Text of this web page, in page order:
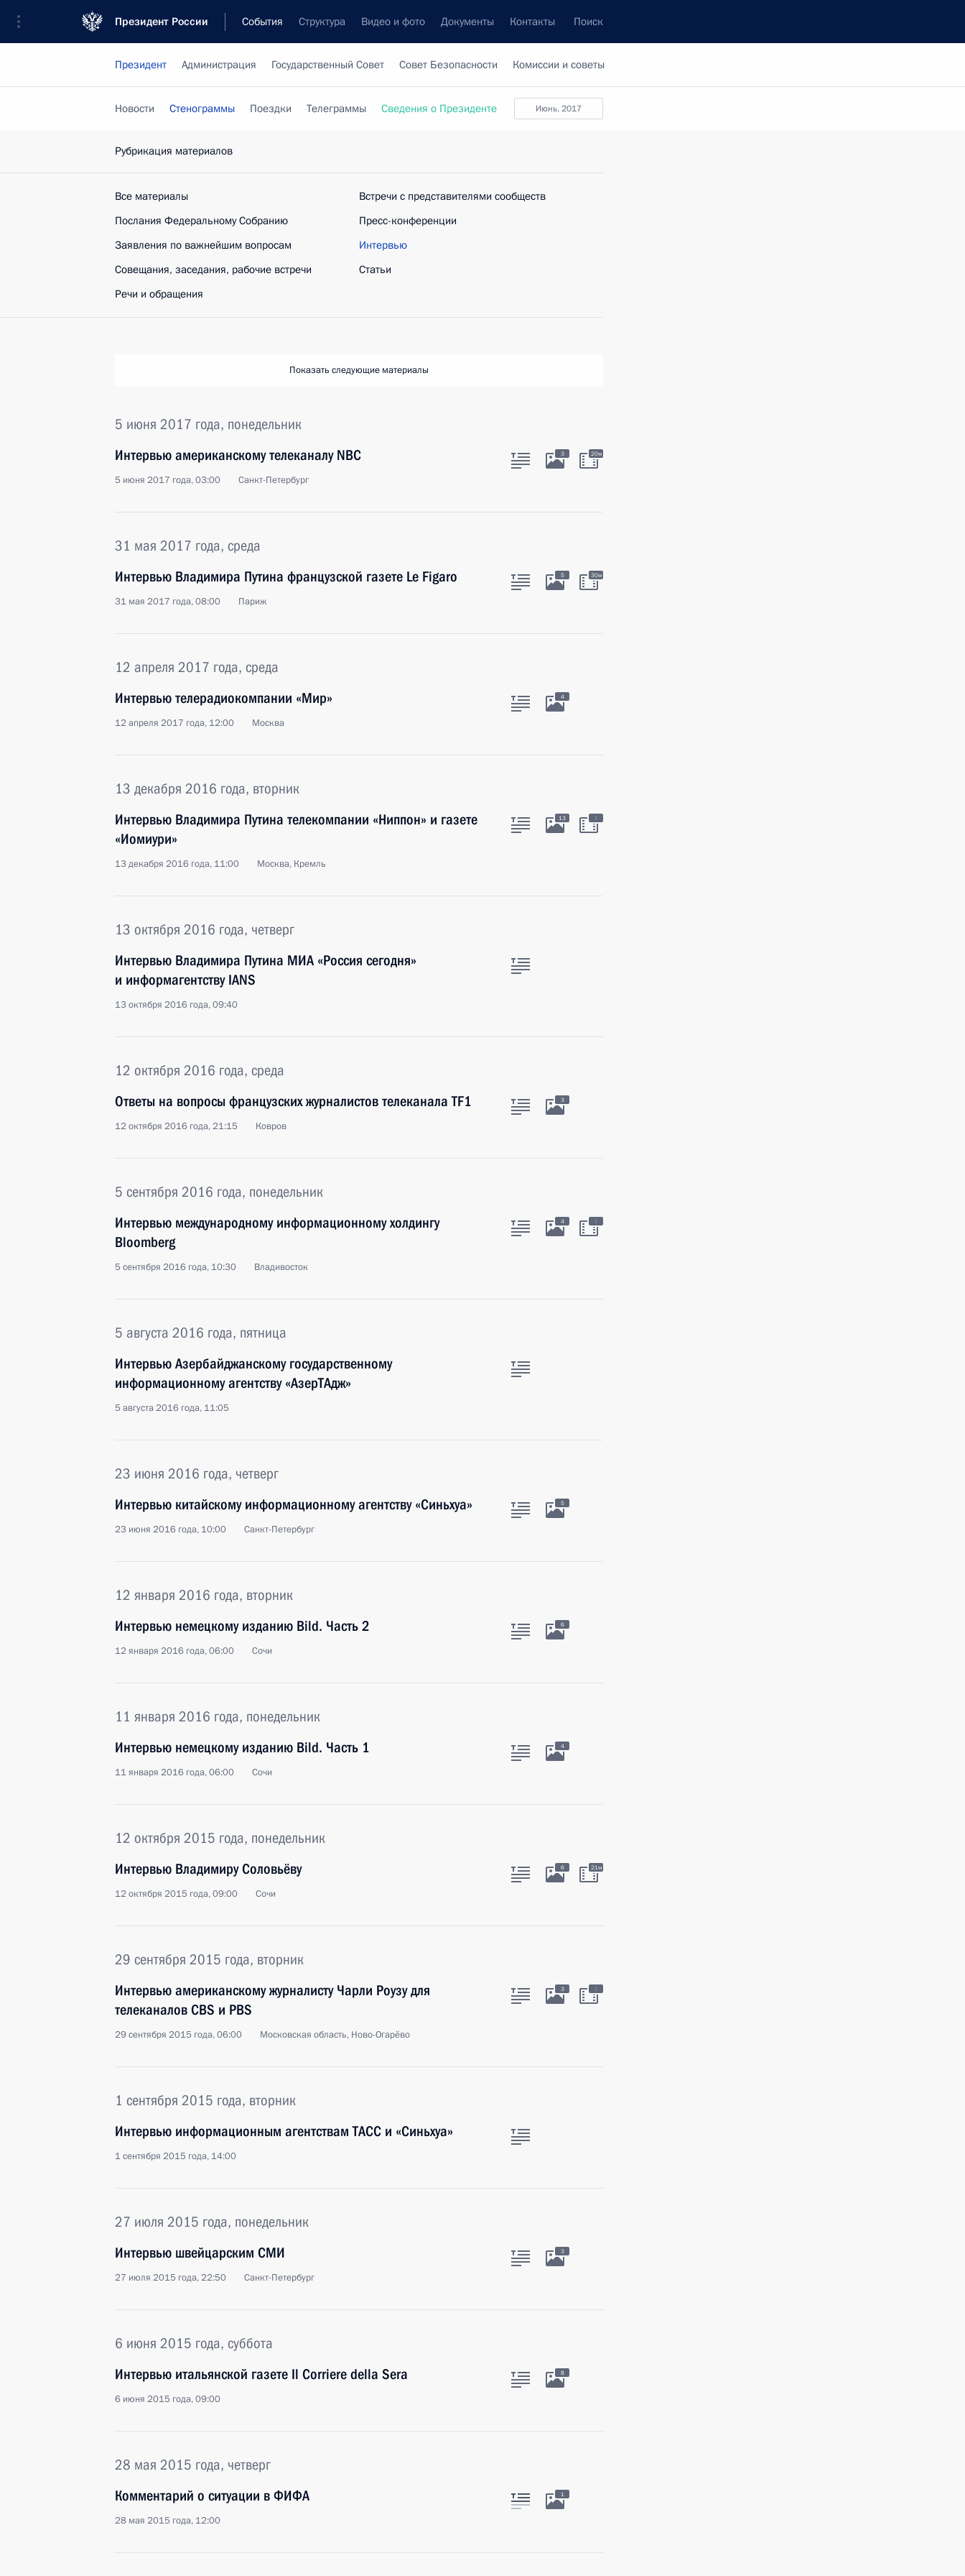
Президент России События Структура Видео и фото Документы Контакты Поиск
Президент Администрация Государственный Совет Совет Безопасности Комиссии и советы
июнь, 2017
Новости Стенограммы Поездки Телеграммы Сведения о Президенте
Рубрикация материалов
Все материалы
Послания Федеральному Собранию
Заявления по важнейшим вопросам
Совещания, заседания, рабочие встречи
Речи и обращения
Встречи с представителями сообществ
Пресс-конференции
Интервью
Статьи
Показать следующие материалы
5 июня 2017 года, понедельник
Интервью американскому телеканалу NBC
5 июня 2017 года, 03:00 Санкт-Петербург
3 20м
31 мая 2017 года, среда
Интервью Владимира Путина французской газете Le Figaro
31 мая 2017 года, 08:00 Париж
5 30м
12 апреля 2017 года, среда
Интервью телерадиокомпании «Мир»
12 апреля 2017 года, 12:00 Москва
4
13 декабря 2016 года, вторник
Интервью Владимира Путина телекомпании «Ниппон» и газете
«Иомиури»
13 декабря 2016 года, 11:00 Москва, Кремль
13 :
13 октября 2016 года, четверг
Интервью Владимира Путина МИА «Россия сегодня»
и информагентству IANS
13 октября 2016 года, 09:40
12 октября 2016 года, среда
Ответы на вопросы французских журналистов телеканала TF1
12 октября 2016 года, 21:15 Ковров
3
5 сентября 2016 года, понедельник
Интервью международному информационному холдингу
Bloomberg
5 сентября 2016 года, 10:30 Владивосток
4 :
5 августа 2016 года, пятница
Интервью Азербайджанскому государственному
информационному агентству «АзерТАдж»
5 августа 2016 года, 11:05
23 июня 2016 года, четверг
Интервью китайскому информационному агентству «Синьхуа»
23 июня 2016 года, 10:00 Санкт-Петербург
5
12 января 2016 года, вторник
Интервью немецкому изданию Bild. Часть 2
12 января 2016 года, 06:00 Сочи
6
11 января 2016 года, понедельник
Интервью немецкому изданию Bild. Часть 1
11 января 2016 года, 06:00 Сочи
4
12 октября 2015 года, понедельник
Интервью Владимиру Соловьёву
12 октября 2015 года, 09:00 Сочи
6 21м
29 сентября 2015 года, вторник
Интервью американскому журналисту Чарли Роузу для
телеканалов CBS и PBS
29 сентября 2015 года, 06:00 Московская область, Ново-Огарёво
3 :
1 сентября 2015 года, вторник
Интервью информационным агентствам ТАСС и «Синьхуа»
1 сентября 2015 года, 14:00
27 июля 2015 года, понедельник
Интервью швейцарским СМИ
27 июля 2015 года, 22:50 Санкт-Петербург
3
6 июня 2015 года, суббота
Интервью итальянской газете Il Corriere della Sera
6 июня 2015 года, 09:00
8
28 мая 2015 года, четверг
Комментарий о ситуации в ФИФА
28 мая 2015 года, 12:00
1